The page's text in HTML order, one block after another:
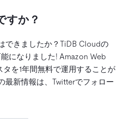
すか？
できましたか？TiDB Cloudの
になりました! Amazon Web
を1年間無料で運用することが
最新情報は、Twitterでフォロー